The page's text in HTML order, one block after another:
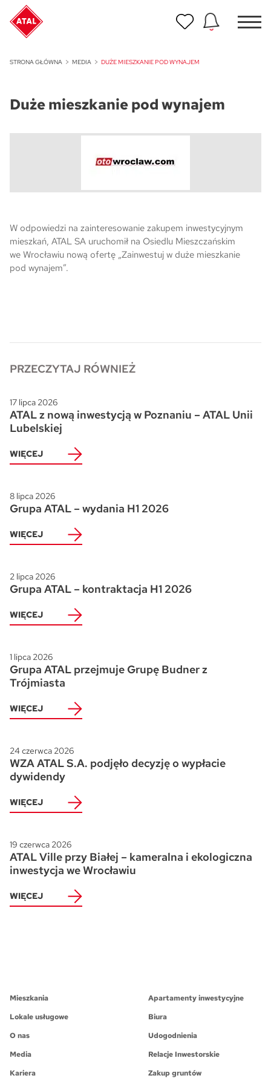
STRONA GŁÓWNA MEDIA DUŻE MIESZKANIE POD WYNAJEM
Duże mieszkanie pod wynajem
W odpowiedzi na zainteresowanie zakupem inwestycyjnym
mieszkań, ATAL SA uruchomił na Osiedlu Mieszczańskim
we Wrocławiu nową ofertę „Zainwestuj w duże mieszkanie
pod wynajem”.
PRZECZYTAJ RÓWNIEŻ
17 lipca 2026
ATAL z nową inwestycją w Poznaniu – ATAL Unii
Lubelskiej
WIĘCEJ
8 lipca 2026
Grupa ATAL – wydania H1 2026
WIĘCEJ
2 lipca 2026
Grupa ATAL – kontraktacja H1 2026
WIĘCEJ
1 lipca 2026
Grupa ATAL przejmuje Grupę Budner z
Trójmiasta
WIĘCEJ
24 czerwca 2026
WZA ATAL S.A. podjęło decyzję o wypłacie
dywidendy
WIĘCEJ
19 czerwca 2026
ATAL Ville przy Białej – kameralna i ekologiczna
inwestycja we Wrocławiu
WIĘCEJ
Mieszkania
Apartamenty inwestycyjne
Lokale usługowe
Biura
O nas
Udogodnienia
Media
Relacje Inwestorskie
Kariera
Zakup gruntów
ATAL Unii Lubelskiej w Poznaniu
Nowość
ATAL Ville przy Białej
Program Poleceń ATAL
Polecaj i zyskaj nawet 5 000 zł
NOWOŚĆ
ATAL Ruczaj w Krakowie